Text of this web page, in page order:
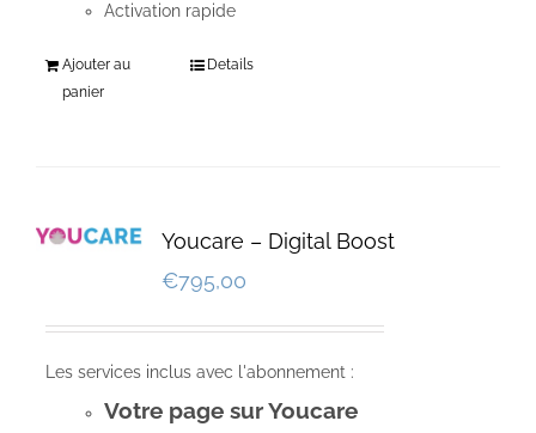
Activation rapide
Ajouter au
panier
Details
Youcare – Digital Boost
€795,00
Les services inclus avec l'abonnement :
Votre page sur Youcare